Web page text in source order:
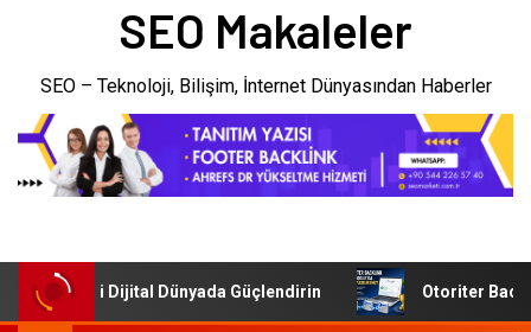
SEO Makaleler
SEO – Teknoloji, Bilişim, İnternet Dünyasından Haberler
Dijital Dünyada Güçlendirin Otoriter Backlink